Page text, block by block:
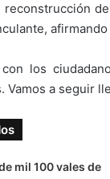
los
a seguir
mil 100 vales de